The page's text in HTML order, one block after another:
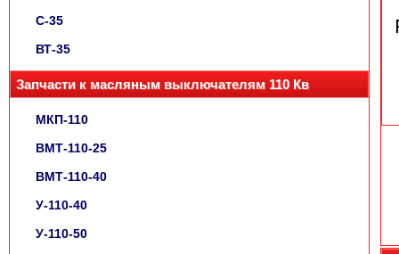
С-35
ВТ-35
Запчасти к масляным выключателям 110 Кв
МКП-110
ВМТ-110-25
ВМТ-110-40
У-110-40
У-110-50